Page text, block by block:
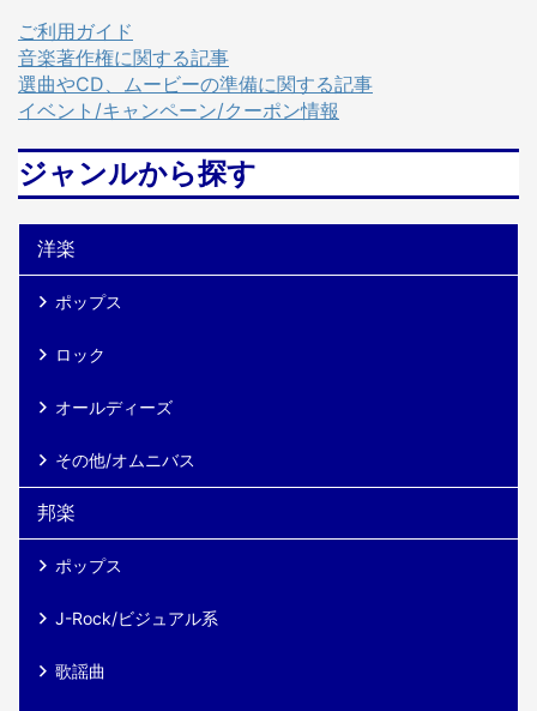
12歳でYouTubeに演奏動画を
投稿し始め、その耳コピやア
レンジの才能が注目を集めま
す。高 ...
ご利用ガイド
音楽著作権に関する記事
選曲やCD、ムービーの準備に関する記事
イベント/キャンペーン/クーポン情報
ジャンルから探す
洋楽
ポップス
ロック
オールディーズ
その他/オムニバス
邦楽
ポップス
J-Rock/ビジュアル系
歌謡曲